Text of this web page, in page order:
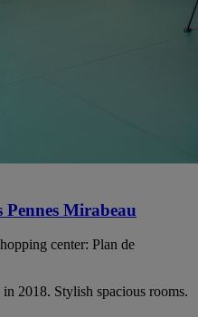
Pennes Mirabeau
center: Plan de
2018. Stylish spacious rooms.